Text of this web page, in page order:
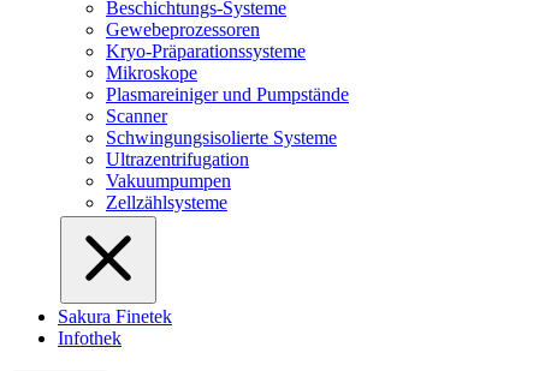
Beschichtungs-Systeme
Gewebeprozessoren
Kryo-Präparationssysteme
Mikroskope
Plasmareiniger und Pumpstände
Scanner
Schwingungsisolierte Systeme
Ultrazentrifugation
Vakuumpumpen
Zellzählsysteme
Sakura Finetek
Infothek